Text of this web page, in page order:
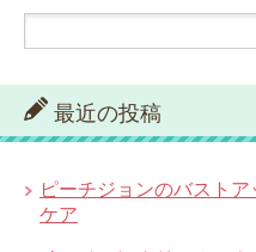
最近の投稿
ピーチジョンのバスト
ケア